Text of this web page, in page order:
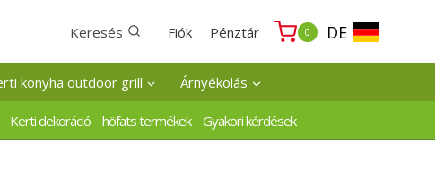
Keresés Fiók Pénztár 0 DE
konyha outdoor grill Árnyékolás
Kerti dekoráció höfats termékek Gyakori kérdések